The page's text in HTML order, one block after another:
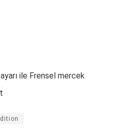
ile Frensel mercek